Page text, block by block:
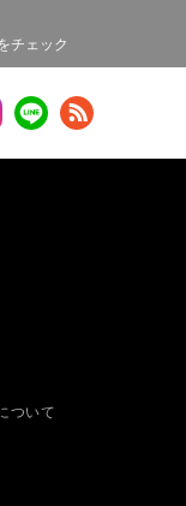
チェック
ついて